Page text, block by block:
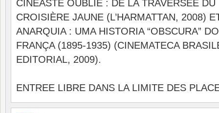
CINÉASTE OUBLIÉ : DE LA TRAVERSÉE
CROISIÈRE JAUNE (L’HARMATTAN, 2008)
ANARQUIA : UMA HISTORIA “OBSCURA”
FRANÇA (1895-1935) (CINEMATECA
EDITORIAL, 2009).
ENTREE LIBRE DANS LA LIMITE DES